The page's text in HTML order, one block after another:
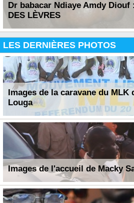
Dr babacar Ndiaye Amdy Diouf
DES LÈVRES
LES DERNIÈRES PHOTOS
Images de la caravane du MLK
Louga
Images de l'accueil de Macky